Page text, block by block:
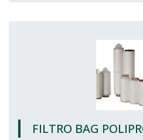
FILTRO BAG